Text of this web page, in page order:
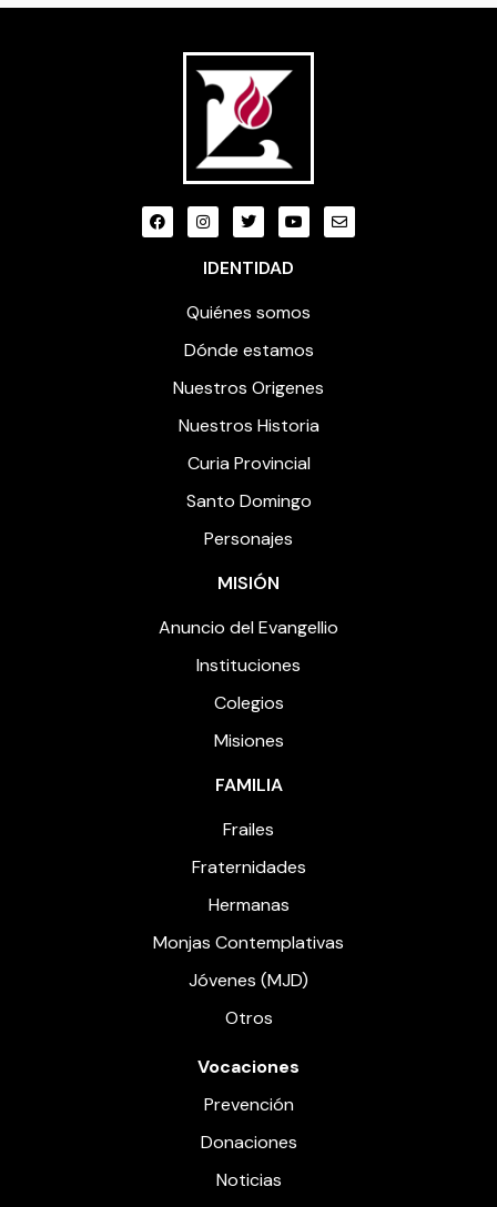
IDENTIDAD
Quiénes somos
Dónde estamos
Nuestros Origenes
Nuestros Historia
Curia Provincial
Santo Domingo
Personajes
MISIÓN
Anuncio del Evangellio
Instituciones
Colegios
Misiones
FAMILIA
Frailes
Fraternidades
Hermanas
Monjas Contemplativas
Jóvenes (MJD)
Otros
Vocaciones
Prevención
Donaciones
Noticias